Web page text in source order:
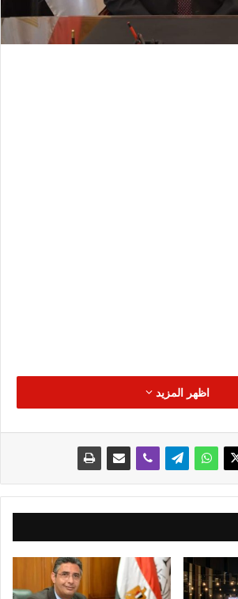
تطوير ورفع كفاءة المجازر الحكومية
واستخدام أحدث التكنولوجيا لتكون
وتحقق الأهداف المطلوبة وأهمها الحفاظ
وعلى صحة المواطن من خلال إنتاج لحوم
وزارة التنمية المحلية بالتنسيق مع
اظهر المزيد